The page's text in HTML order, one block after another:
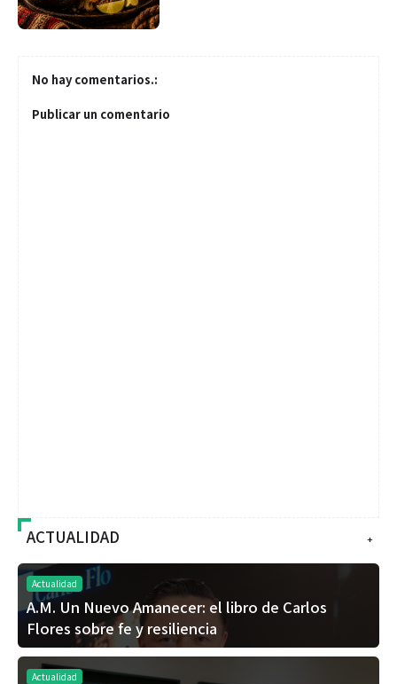
No hay comentarios.:
Publicar un comentario
+
ACTUALIDAD
Actualidad
A.M. Un Nuevo Amanecer: el libro de Carlos
Flores sobre fe y resiliencia
Actualidad